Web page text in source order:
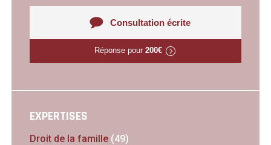
Consultation écrite
Réponse pour 200€
EXPERTISES
Droit de la famille(49)